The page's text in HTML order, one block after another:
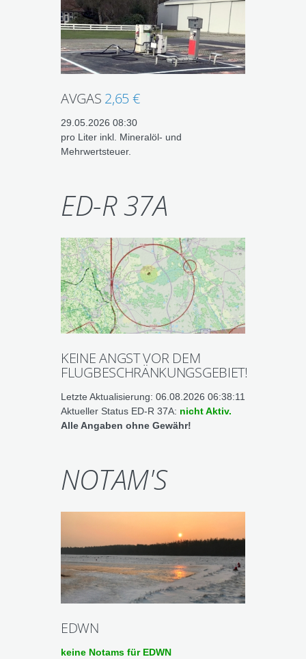
AVGAS 2,65 €
29.05.2026 08:30
pro Liter inkl. Mineralöl- und
Mehrwertsteuer.
ED-R 37A
KEINE ANGST VOR DEM
FLUGBESCHRÄNKUNGSGEBIET!
Letzte Aktualisierung: 06.08.2026 06:38:11
Aktueller Status ED-R 37A: nicht Aktiv.
Alle Angaben ohne Gewähr!
NOTAM'S
EDWN
keine Notams für EDWN